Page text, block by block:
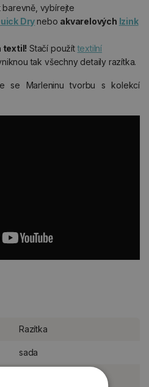
vybírejte
Drynebo akvarelových Izink
textil! Stačí použíttextilní
tak všechny detaily razítka.
se Marleninu tvorbu s kolekcí
Razítka
sada